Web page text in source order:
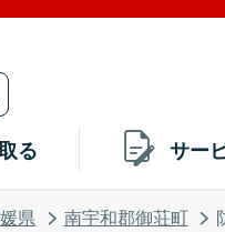
る サー
県 南宇和郡御荘町